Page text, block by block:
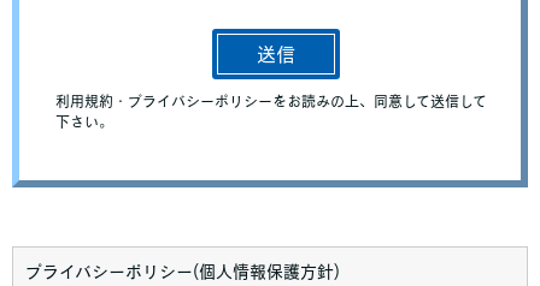
プライバシーポリシー(個人情報保護方針)